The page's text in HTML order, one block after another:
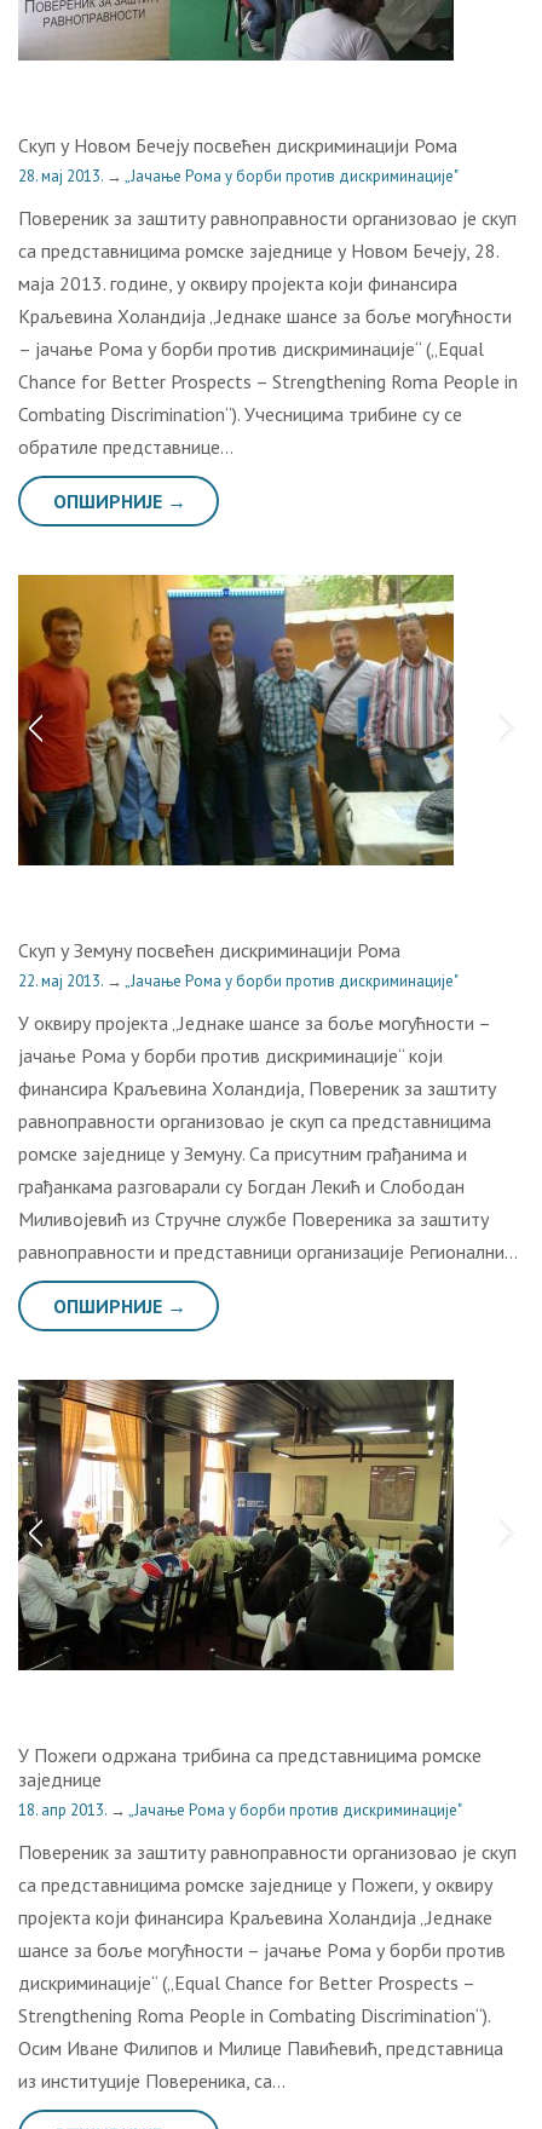
Скуп у Новом Бечеју посвећен дискриминацији Рома
28. мај 2013. → „Јачање Рома у борби против дискриминације"
Повереник за заштиту равноправности организовао је скуп
са представницима ромске заједнице у Новом Бечеју, 28.
маја 2013. године, у оквиру пројекта који финансира
Крaљeвина Хoлaндиjа „Jeднaкe шaнсe зa бoљe мoгућнoсти
– jaчaњe Рoмa у бoрби прoтив дискриминaциje“ („Equal
Chance for Better Prospects – Strengthening Roma People in
Combating Discrimination“). Учесницима трибине су се
обратиле представнице…
ОПШИРНИЈЕ →
Скуп у Земуну посвећен дискриминацији Рома
22. мај 2013. → „Јачање Рома у борби против дискриминације"
У оквиру пројекта „Jeднaкe шaнсe зa бoљe мoгућнoсти –
jaчaњe Рoмa у бoрби прoтив дискриминaциje“ који
финансира Крaљeвина Хoлaндиjа, Повереник за заштиту
равноправности организовао је скуп са представницима
ромске заједнице у Земуну. Са присутним грађанима и
грађанкама разговарали су Богдан Лекић и Слободан
Миливојевић из Стручне службе Повереника за заштиту
равноправности и представници организације Регионални…
ОПШИРНИЈЕ →
У Пожеги одржана трибина са представницима ромске
заједнице
18. апр 2013. → „Јачање Рома у борби против дискриминације"
Повереник за заштиту равноправности организовао је скуп
са представницима ромске заједнице у Пожеги, у оквиру
пројекта који финансира Крaљeвина Хoлaндиjа „Jeднaкe
шaнсe зa бoљe мoгућнoсти – jaчaњe Рoмa у бoрби прoтив
дискриминaциje“ („Equal Chance for Better Prospects –
Strengthening Roma People in Combating Discrimination“).
Осим Иване Филипов и Милице Павићевић, представница
из институције Повереника, са…